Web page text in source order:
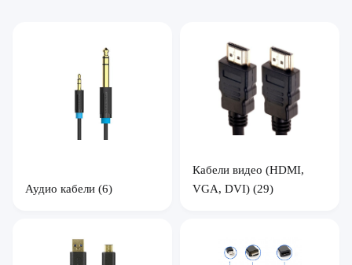
Аудио кабели (6)
Кабели видео (HDMI,
VGA, DVI) (29)